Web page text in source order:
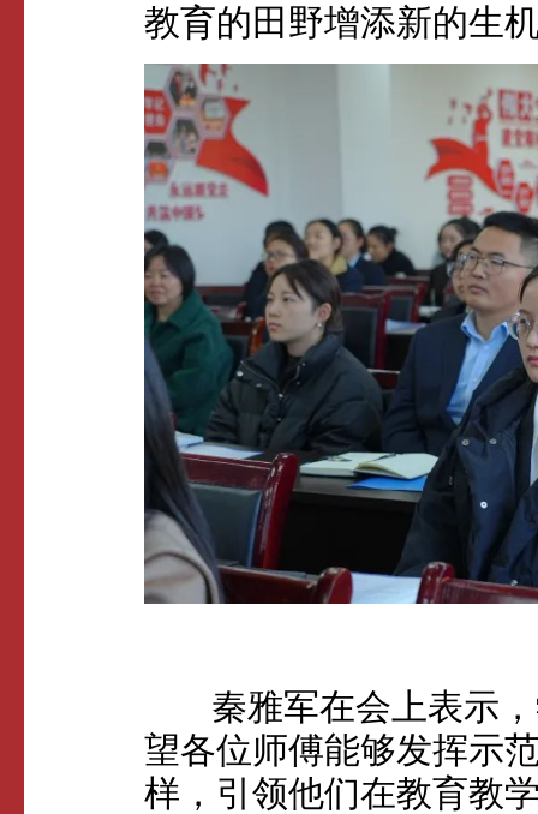
教育的田野增添新的生
秦雅军在会上表示，
望各位师傅能够发挥示
样，引领他们在教育教